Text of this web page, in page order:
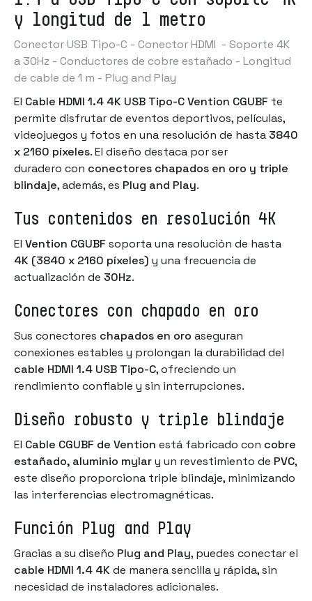
y longitud de 1 metro
Conector USB Tipo-C - Conector HDMI - Soporte 4K
a 30Hz - Conductores de cobre estañado - Longitud
de cable de 1 m - Plug and Play
El Cable HDMI 1.4 4K USB Tipo-C Vention CGUBF te
permite disfrutar de eventos deportivos, películas,
videojuegos y fotos en una resolución de hasta 3840
x 2160 píxeles. El diseño destaca por ser
duradero con conectores chapados en oro y triple
blindaje, además, es Plug and Play.
Tus contenidos en resolución 4K
El Vention CGUBF soporta una resolución de hasta
4K (3840 x 2160 píxeles) y una frecuencia de
actualización de 30Hz.
Conectores con chapado en oro
Sus conectores chapados en oro aseguran
conexiones estables y prolongan la durabilidad del
cable HDMI 1.4 USB Tipo-C, ofreciendo un
rendimiento confiable y sin interrupciones.
Diseño robusto y triple blindaje
El Cable CGUBF de Vention está fabricado con cobre
estañado, aluminio mylary un revestimiento de PVC,
este diseño proporciona triple blindaje, minimizando
las interferencias electromagnéticas.
Función Plug and Play
Gracias a su diseño Plug and Play, puedes conectar el
cable HDMI 1.4 4Kde manera sencilla y rápida, sin
necesidad de instaladores adicionales.